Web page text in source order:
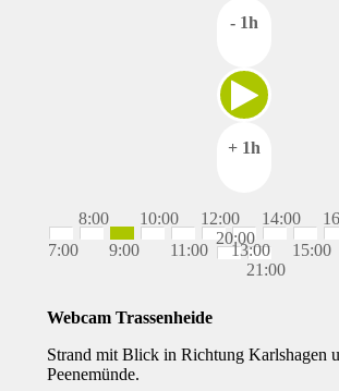
- 1h
+ 1h
7:00
8:00
9:00
10:00
11:00
12:00
13:00
14:00
15:00
20:00
21:00
Webcam Trassenheide
Strand mit Blick in Richtung Karlshagen
Peenemünde.